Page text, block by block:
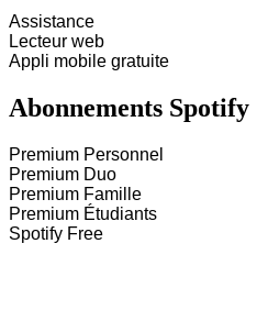
Assistance
Lecteur web
Appli mobile gratuite
Abonnements Spotify
Premium Personnel
Premium Duo
Premium Famille
Premium Étudiants
Spotify Free